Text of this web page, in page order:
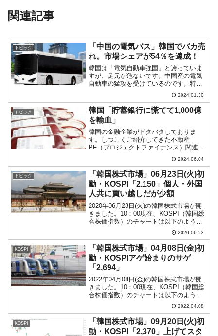
関連記事
トピック
「中国の電気バス」韓国でバカ売
れ。市場シェアが54％を達成！
韓国は「電気自動車強国」と誇っていま
すが、足元が危ないです。中国産の電気
自動車の猛攻を受けているのです。特に
「電気バス」の分野で韓国市場は蚕食さ
れています。以下の中国産電気バスの販
売台数と市場シェアの推移をご覧くださ
い。⇒データ出典：国土交...
2024.01.30
トピック
韓国「貯蓄銀行に慌てて1,000億
を輸血」
韓国の金融企業がドタバタしておりま
す。しつこくご紹介してきた不動産
PF（プロジェクトファイナンス）関連の
危機です。韓国の金融当局が最も恐れて
いるのは、不動産会社が飛ぶだけならま
だしも、その結果、金融機関の信頼性が
揺らぐことです（もう疑問視さ...
2024.06.04
トピック
「韓国株式市場」06月23日(火)初
動・KOSPI「2,150」個人・外国
人共に買い越しだが少額
2020年06月23日(火)の韓国株式市場が開
きました。10：00現在、KOSPI（韓国総
合株価指数）のチャートは以下のように
『Investing.com』より引用）。前日終値
より上げて始まりましたが、現時点では
下げ...
2020.06.23
KOSPI
「韓国株式市場」04月08日(金)初
動・KOSPIアゲ始まりのサゲ
「2,694」
2022年04月08日(金)の韓国株式市場が開
きました。10：00現在、KOSPI（韓国総
合株価指数）のチャートは以下のように
『Investing.com』より引用）。上げて始
まる始まりましたが、現在は下げて陰
線。K...
2022.04.08
KOSPI
「韓国株式市場」09月20日(火)初
動・KOSPI「2,370」上げてスタ